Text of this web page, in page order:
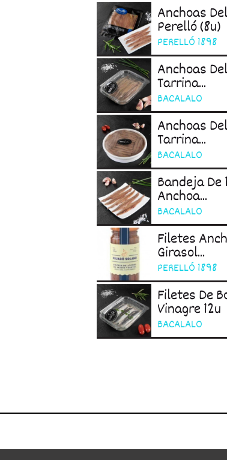
Anchoas
Perelló (8u)
PERELLÓ 1898
Anchoas
Tarrina...
BACALALO
Anchoas
Tarrina...
BACALALO
Bandeja De
Anchoa...
BACALALO
Filetes
Girasol...
PERELLÓ 1898
Filetes De
Vinagre 12u
BACALALO